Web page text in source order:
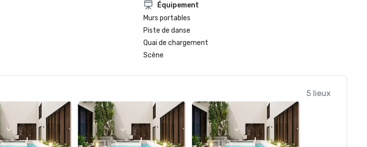
Équipement
Murs portables
Piste de danse
Quai de chargement
Scène
5 lieux